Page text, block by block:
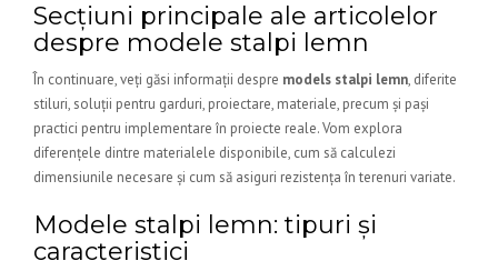
Secțiuni principale ale articolelor
despre modele stalpi lemn
În continuare, veți găsi informații despre models stalpi lemn, diferite
stiluri, soluții pentru garduri, proiectare, materiale, precum și pași
practici pentru implementare în proiecte reale. Vom explora
diferențele dintre materialele disponibile, cum să calculezi
dimensiunile necesare și cum să asiguri rezistența în terenuri variate.
Modele stalpi lemn: tipuri și
caracteristici